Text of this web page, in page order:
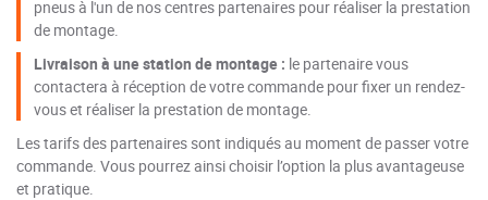
pneus à l'un de nos centres partenaires pour réaliser la prestation
de montage.
Livraison à une station de montage : le partenaire vous
contactera à réception de votre commande pour fixer un rendez-
vous et réaliser la prestation de montage.
Les tarifs des partenaires sont indiqués au moment de passer votre
commande. Vous pourrez ainsi choisir l’option la plus avantageuse
et pratique.